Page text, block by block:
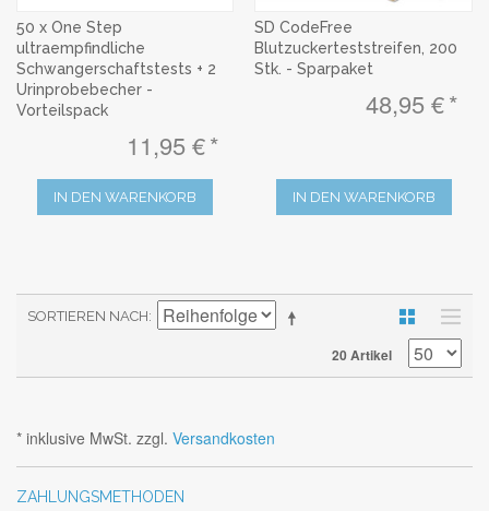
50 x One Step
ultraempfindliche
Schwangerschaftstests + 2
Urinprobebecher -
Vorteilspack
11,95 €
IN DEN WARENKORB
SD CodeFree
Blutzuckerteststreifen, 200
Stk. - Sparpaket
48,95 €
IN DEN WARENKORB
SORTIEREN NACH
20 Artikel
* inklusive MwSt. zzgl. Versandkosten
ZAHLUNGSMETHODEN